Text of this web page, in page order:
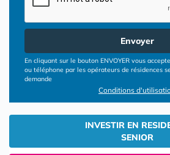
Envoyer
En cliquant sur le bouton ENVOYER vous
ou téléphone par les opérateurs de résidences
demande
Conditions
INVESTIR EN
SENIOR